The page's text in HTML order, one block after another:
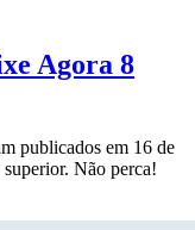
Agora 8
publicados em 16 de
Não perca!